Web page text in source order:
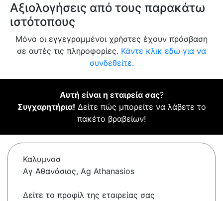
Αξιολογήσεις από τους παρακάτω
ιστότοπους
Μόνο οι εγγεγραμμένοι χρήστες έχουν πρόσβαση
σε αυτές τις πληροφορίες. Κάντε κλικ εδώ για να
συνδεθείτε.
Αυτή είναι η εταιρεία σας?
Συγχαρητήρια! Δείτε πώς μπορείτε να λάβετε το
πακέτο βραβείων!
Καλυμνοσ
Αγ Αθανάσιος, Ag Athanasios
Δείτε το προφίλ της εταιρείας σας